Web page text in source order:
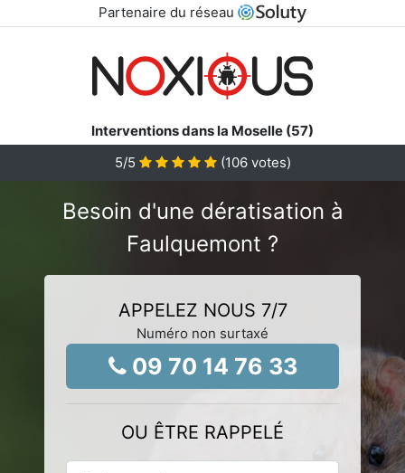
Partenaire du réseau
Interventions dans la Moselle (57)
5/5 (106votes)
Besoin d'une dératisation à
Faulquemont ?
APPELEZ NOUS 7/7
Numéro non surtaxé
09 70 14 76 33
OU ÊTRE RAPPELÉ